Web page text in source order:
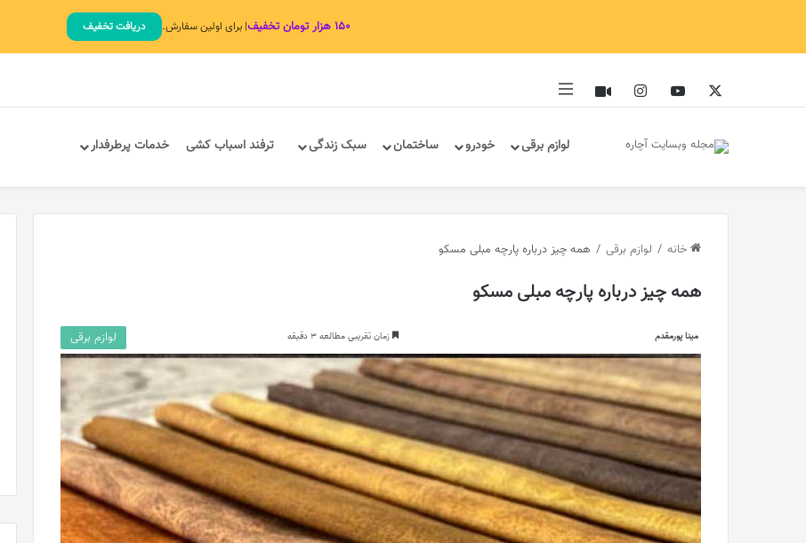
۱۵۰ هزار تومان تخفیف | برای اولین سفارش. دریافت تخفیف
ایکس یوتیوب اینستاگرام آپارات
لوازم برقی خودرو ساختمان سبک زندگی ترفند اسباب کشی خدمات پرطرفدار
خانه / لوازم برقی / همه چیز درباره پارچه مبلی مسکو
همه چیز درباره پارچه مبلی مسکو
مینا پورمقدم زمان تقریبی مطالعه 3 دقیقه لوازم برقی